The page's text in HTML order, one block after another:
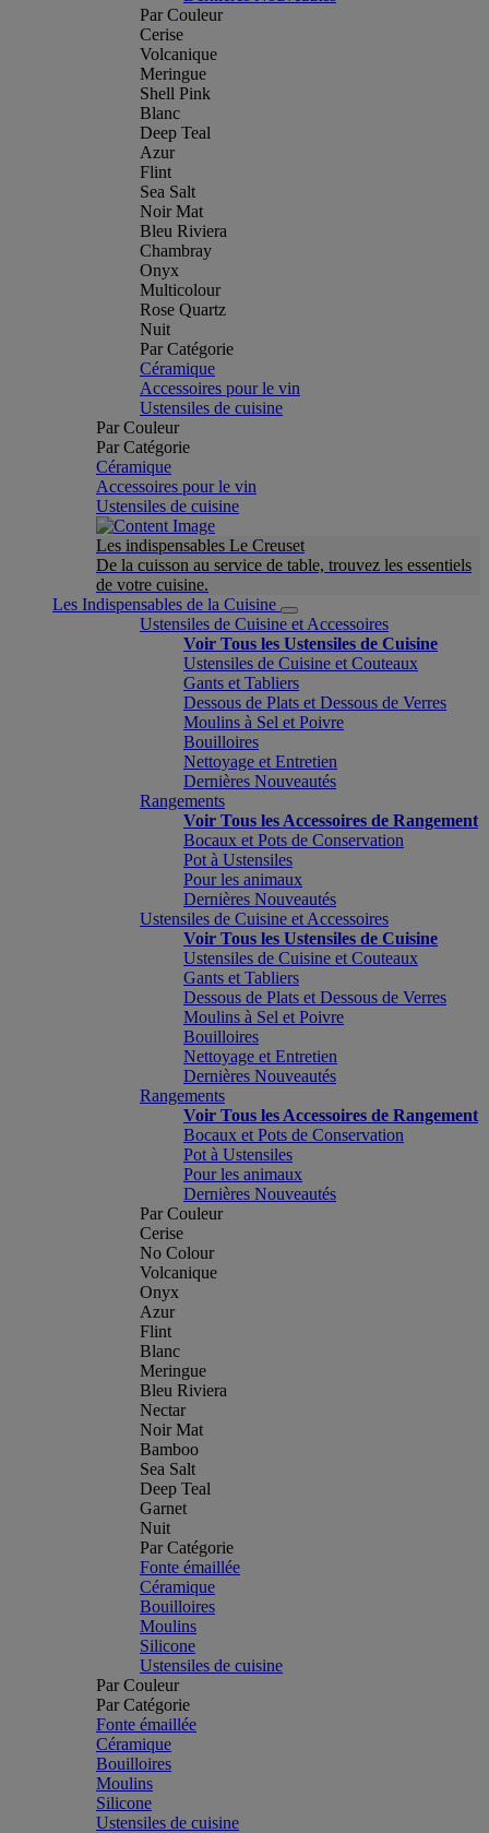
Par Couleur
Cerise
Volcanique
Meringue
Shell Pink
Blanc
Deep Teal
Azur
Flint
Sea Salt
Noir Mat
Bleu Riviera
Chambray
Onyx
Multicolour
Rose Quartz
Nuit
Par Catégorie
Céramique
Accessoires pour le vin
Ustensiles de cuisine
Par Couleur
Par Catégorie
Céramique
Accessoires pour le vin
Ustensiles de cuisine
Les indispensables Le Creuset
De la cuisson au service de table, trouvez les essentiels
de votre cuisine.
Les Indispensables de la Cuisine
Ustensiles de Cuisine et Accessoires
Voir Tous les Ustensiles de Cuisine
Ustensiles de Cuisine et Couteaux
Gants et Tabliers
Dessous de Plats et Dessous de Verres
Moulins à Sel et Poivre
Bouilloires
Nettoyage et Entretien
Dernières Nouveautés
Rangements
Voir Tous les Accessoires de Rangement
Bocaux et Pots de Conservation
Pot à Ustensiles
Pour les animaux
Dernières Nouveautés
Ustensiles de Cuisine et Accessoires
Voir Tous les Ustensiles de Cuisine
Ustensiles de Cuisine et Couteaux
Gants et Tabliers
Dessous de Plats et Dessous de Verres
Moulins à Sel et Poivre
Bouilloires
Nettoyage et Entretien
Dernières Nouveautés
Rangements
Voir Tous les Accessoires de Rangement
Bocaux et Pots de Conservation
Pot à Ustensiles
Pour les animaux
Dernières Nouveautés
Par Couleur
Cerise
No Colour
Volcanique
Onyx
Azur
Flint
Blanc
Meringue
Bleu Riviera
Nectar
Noir Mat
Bamboo
Sea Salt
Deep Teal
Garnet
Nuit
Par Catégorie
Fonte émaillée
Céramique
Bouilloires
Moulins
Silicone
Ustensiles de cuisine
Par Couleur
Par Catégorie
Fonte émaillée
Céramique
Bouilloires
Moulins
Silicone
Ustensiles de cuisine